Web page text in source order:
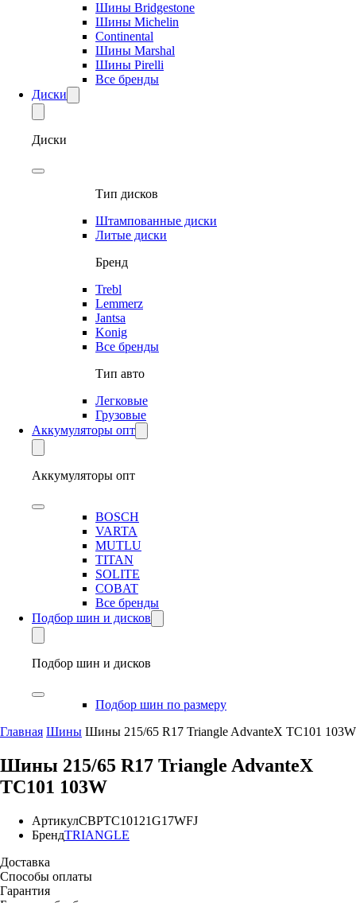
Шины Bridgestone
Шины Michelin
Continental
Шины Marshal
Шины Pirelli
Все бренды
Диски
Диски
Тип дисков
Штампованные диски
Литые диски
Бренд
Trebl
Lemmerz
Jantsa
Konig
Все бренды
Тип авто
Легковые
Грузовые
Аккумуляторы опт
Аккумуляторы опт
BOSCH
VARTA
MUTLU
TITAN
SOLITE
COBAT
Все бренды
Подбор шин и дисков
Подбор шин и дисков
Подбор шин по размеру
Главная Шины Шины 215/65 R17 Triangle AdvanteX TC101 103W
Шины 215/65 R17 Triangle AdvanteX
TC101 103W
АртикулCBPTC10121G17WFJ
БрендTRIANGLE
Доставка
Способы оплаты
Гарантия